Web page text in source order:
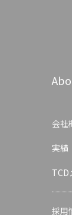
会社
実績
TCD
採用